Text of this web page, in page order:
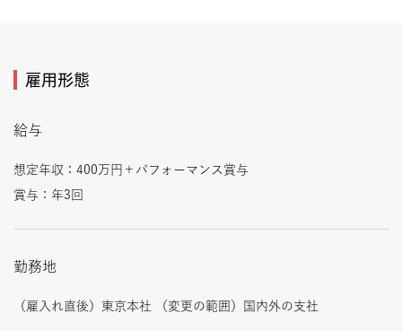
雇用形態
給与
想定年収：400万円＋パフォーマンス賞与
賞与：年3回
勤務地
（雇入れ直後）東京本社 （変更の範囲）国内外の支社